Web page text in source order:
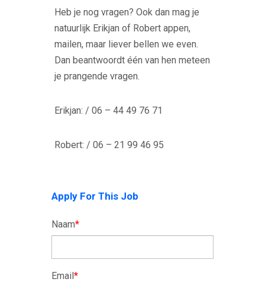
Heb je nog vragen? Ook dan mag je
natuurlijk Erikjan of Robert appen,
mailen, maar liever bellen we even.
Dan beantwoordt één van hen meteen
je prangende vragen.
Erikjan: / 06 – 44 49 76 71
Robert: / 06 – 21 99 46 95
Apply For This Job
Naam*
Email*